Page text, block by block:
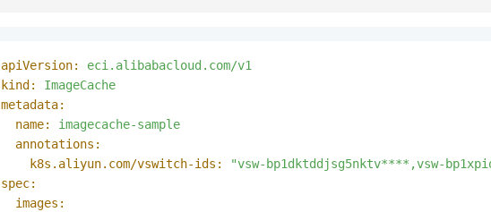
apiVersion:
eci.alibabacloud.com/v1
kind:
ImageCache
metadata:
name:
imagecache-sample
annotations:
k8s.aliyun.com/vswitch-ids:
"vsw-bp1dktddjsg5nktv****,vsw-
spec:
images: